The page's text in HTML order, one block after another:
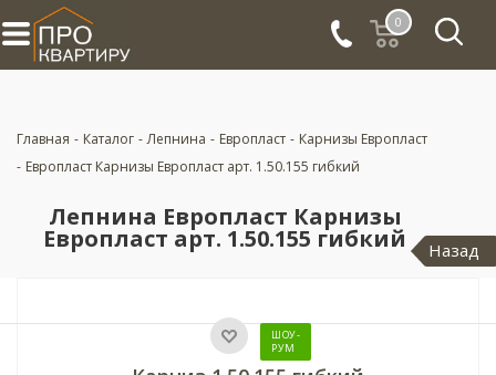
0
Главная - Каталог - Лепнина - Европласт - Карнизы Европласт
- Европласт Карнизы Европласт арт. 1.50.155 гибкий
Лепнина Европласт Карнизы
Европласт арт. 1.50.155 гибкий Назад
ШОУ-
РУМ